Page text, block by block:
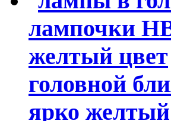
головной
ярко